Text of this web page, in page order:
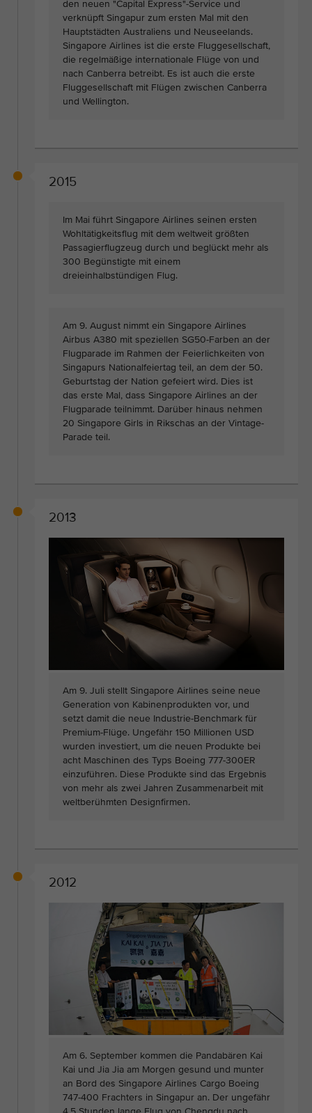
den neuen "Capital Express"-Service und
verknüpft Singapur zum ersten Mal mit den
Hauptstädten Australiens und Neuseelands.
Singapore Airlines ist die erste Fluggesellschaft,
die regelmäßige internationale Flüge von und
nach Canberra betreibt. Es ist auch die erste
Fluggesellschaft mit Flügen zwischen Canberra
und Wellington.
2015
Im Mai führt Singapore Airlines seinen ersten
Wohltätigkeitsflug mit dem weltweit größten
Passagierflugzeug durch und beglückt mehr als
300 Begünstigte mit einem
dreieinhalbstündigen Flug.
Am 9. August nimmt ein Singapore Airlines
Airbus A380 mit speziellen SG50-Farben an der
Flugparade im Rahmen der Feierlichkeiten von
Singapurs Nationalfeiertag teil, an dem der 50.
Geburtstag der Nation gefeiert wird. Dies ist
das erste Mal, dass Singapore Airlines an der
Flugparade teilnimmt. Darüber hinaus nehmen
20 Singapore Girls in Rikschas an der Vintage-
Parade teil.
2013
Am 9. Juli stellt Singapore Airlines seine neue
Generation von Kabinenprodukten vor, und
setzt damit die neue Industrie-Benchmark für
Premium-Flüge. Ungefähr 150 Millionen USD
wurden investiert, um die neuen Produkte bei
acht Maschinen des Typs Boeing 777-300ER
einzuführen. Diese Produkte sind das Ergebnis
von mehr als zwei Jahren Zusammenarbeit mit
weltberühmten Designfirmen.
2012
Am 6. September kommen die Pandabären Kai
Kai und Jia Jia am Morgen gesund und munter
an Bord des Singapore Airlines Cargo Boeing
747-400 Frachters in Singapur an. Der ungefähr